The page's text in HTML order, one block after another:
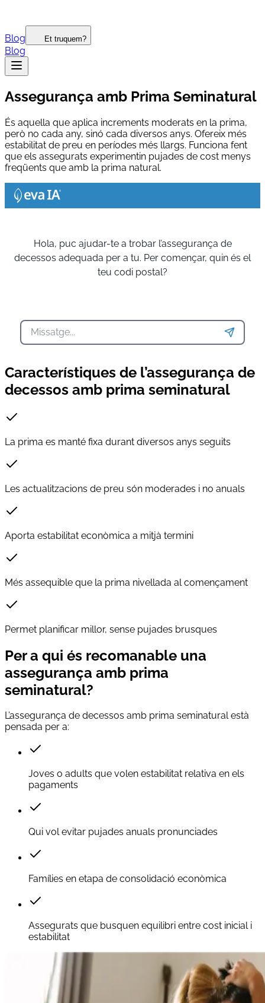
Blog Et truquem?
Blog
Assegurança amb Prima Seminatural
És aquella que aplica increments moderats en la prima,
però no cada any, sinó cada diversos anys. Ofereix més
estabilitat de preu en períodes més llargs. Funciona fent
que els assegurats experimentin pujades de cost menys
freqüents que amb la prima natural.
Hola, puc ajudar-te a trobar l’assegurança de
decessos adequada per a tu. Per començar, quin és el
teu codi postal?
Característiques de l’assegurança de
decessos amb prima seminatural
La prima es manté fixa durant diversos anys seguits
Les actualitzacions de preu són moderades i no anuals
Aporta estabilitat econòmica a mitjà termini
Més assequible que la prima nivellada al començament
Permet planificar millor, sense pujades brusques
Per a qui és recomanable una
assegurança amb prima
seminatural?
L’assegurança de decessos amb prima seminatural està
pensada per a:
Joves o adults que volen estabilitat relativa en els
pagaments
Qui vol evitar pujades anuals pronunciades
Famílies en etapa de consolidació econòmica
Assegurats que busquen equilibri entre cost inicial i
estabilitat